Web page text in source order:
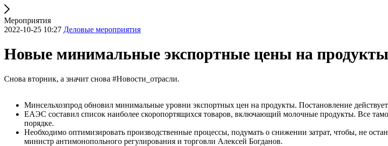
Мероприятия
2022-10-25 10:27 Деловые мероприятия
Новые минимальные экспортные цены на продукты
Снова вторник, а значит снова #Новости_отрасли.
Минсельхозпрод обновил минимальные уровни экспортных цен на продукты. Постановление действует
ЕАЭС составил список наиболее скоропортящихся товаров, включающий молочные продукты. Все
порядке.
Необходимо оптимизировать производственные процессы, подумать о снижении затрат, чтобы, не
министр антимонопольного регулирования и торговли Алексей Богданов.